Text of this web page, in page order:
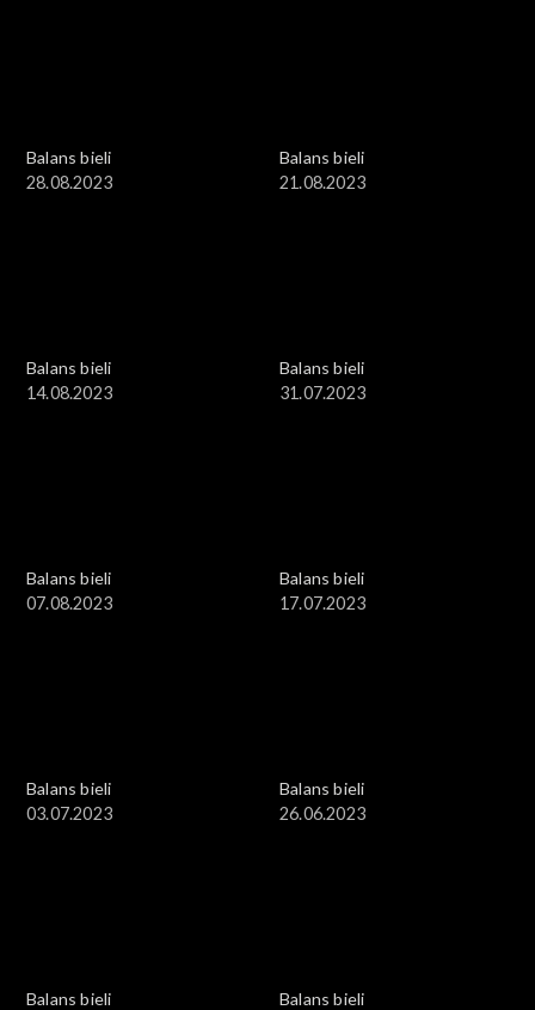
Balans bieli
28.08.2023
Balans bieli
21.08.2023
Balans bieli
14.08.2023
Balans bieli
31.07.2023
Balans bieli
07.08.2023
Balans bieli
17.07.2023
Balans bieli
03.07.2023
Balans bieli
26.06.2023
Balans bieli
Balans bieli